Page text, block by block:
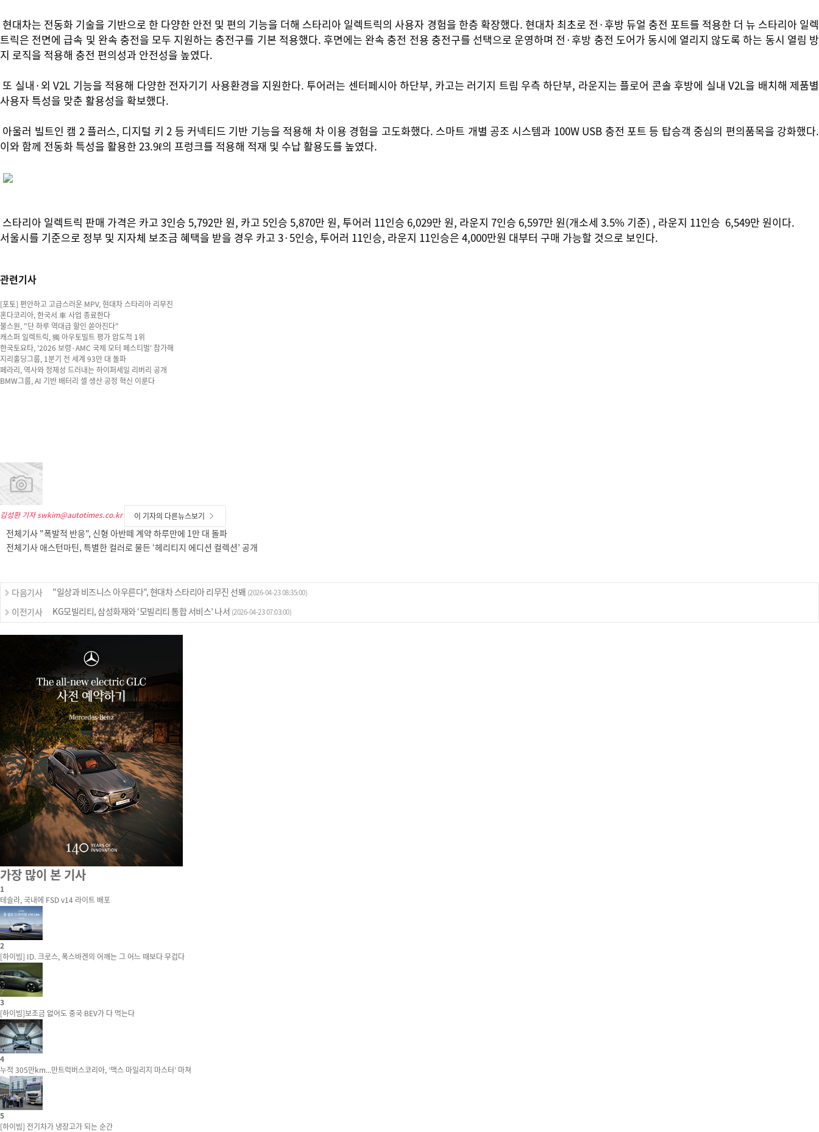
현대차는 전동화 기술을 기반으로 한 다양한 안전 및 편의 기능을 더해 스타리아 일렉트릭의 사용자 경험을 한층 확장했다. 현대차 최초로 전·후방 듀얼 충전 포트를 적용한 더 뉴 스타리아 일렉
트릭은 전면에 급속 및 완속 충전을 모두 지원하는 충전구를 기본 적용했다. 후면에는 완속 충전 전용 충전구를 선택으로 운영하며 전·후방 충전 도어가 동시에 열리지 않도록 하는 동시 열림 방
지 로직을 적용해 충전 편의성과 안전성을 높였다.
또 실내·외 V2L 기능을 적용해 다양한 전자기기 사용환경을 지원한다. 투어러는 센터페시아 하단부, 카고는 러기지 트림 우측 하단부, 라운지는 플로어 콘솔 후방에 실내 V2L을 배치해 제품별
사용자 특성을 맞춘 활용성을 확보했다.
아울러 빌트인 캠 2 플러스, 디지털 키 2 등 커넥티드 기반 기능을 적용해 차 이용 경험을 고도화했다. 스마트 개별 공조 시스템과 100W USB 충전 포트 등 탑승객 중심의 편의품목을 강화했다.
이와 함께 전동화 특성을 활용한 23.9ℓ의 프렁크를 적용해 적재 및 수납 활용도를 높였다.
스타리아 일렉트릭 판매 가격은 카고 3인승 5,792만 원, 카고 5인승 5,870만 원, 투어러 11인승 6,029만 원, 라운지 7인승 6,597만 원(개소세 3.5% 기준) , 라운지 11인승 6,549만 원이다.
서울시를 기준으로 정부 및 지자체 보조금 혜택을 받을 경우 카고 3·5인승, 투어러 11인승, 라운지 11인승은 4,000만원 대부터 구매 가능할 것으로 보인다.
관련기사
[포토] 편안하고 고급스러운 MPV, 현대차 스타리아 리무진
혼다코리아, 한국서 車 사업 종료한다
불스원, "단 하루 역대급 할인 쏟아진다"
캐스퍼 일렉트릭, 獨 아우토빌트 평가 압도적 1위
한국토요타, '2026 보령·AMC 국제 모터 페스티벌' 참가해
지리홀딩그룹, 1분기 전 세계 93만 대 돌파
페라리, 역사와 정체성 드러내는 하이퍼세일 리버리 공개
BMW그룹, AI 기반 배터리 셀 생산 공정 혁신 이룬다
김성환 기자 swkim@autotimes.co.kr 이 기자의 다른뉴스보기
전체기사 "폭발적 반응", 신형 아반떼 계약 하루만에 1만 대 돌파
전체기사 애스턴마틴, 특별한 컬러로 물든 ‘헤리티지 에디션 컬렉션’ 공개
다음기사 "일상과 비즈니스 아우른다", 현대차 스타리아 리무진 선봬 (2026-04-23 08:35:00)
이전기사 KG모빌리티, 삼성화재와 ‘모빌리티 통합 서비스’ 나서 (2026-04-23 07:03:00)
가장 많이 본 기사
1
테슬라, 국내에 FSD v14 라이트 배포
2
[하이빔] ID. 크로스, 폭스바겐의 어깨는 그 어느 때보다 무겁다
3
[하이빔]보조금 없어도 중국 BEV가 다 먹는다
4
누적 305만km...만트럭버스코리아, ‘맥스 마일리지 마스터’ 마쳐
5
[하이빔] 전기차가 냉장고가 되는 순간